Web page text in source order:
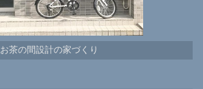
お茶の間設計の家づくり